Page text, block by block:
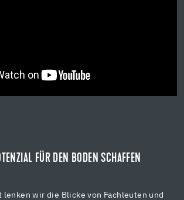
FÜR DEN BODEN SCHAFFEN
lenken wir die Blicke von Fachleuten und